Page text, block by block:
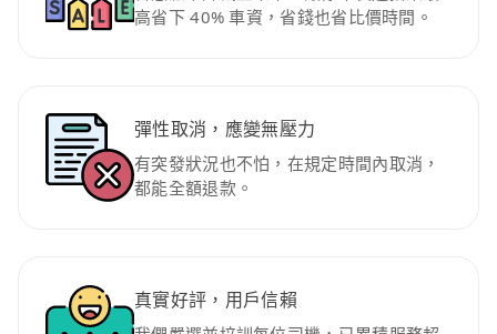
高省下 40% 車資，省錢也省比價時間。
彈性取消，應變無壓力
有突發狀況也不怕，在規定時間內取消，
都能全額退款。
真實好評，用戶信賴